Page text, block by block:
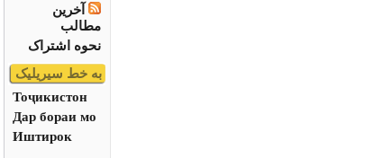
آخرین
مطالب
نحوه اشتراک
به خط سیریلیک
Тоҷикистон
Дар бораи мо
Иштирок